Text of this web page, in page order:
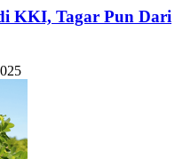
KKI, Tagar Pun Dari